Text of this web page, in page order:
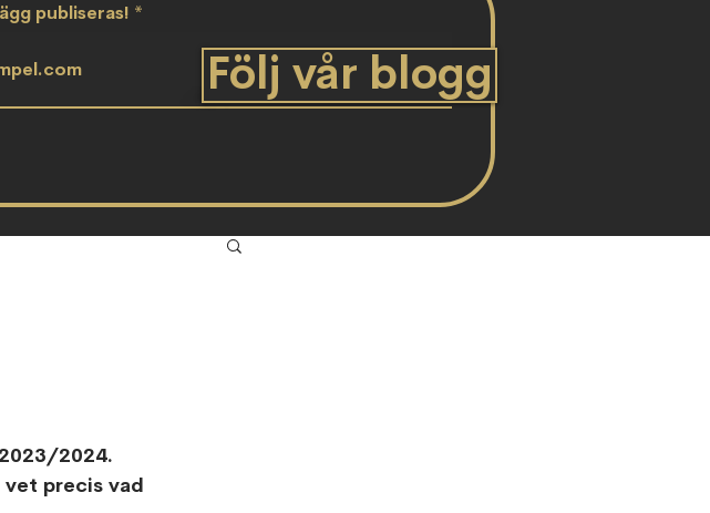
publiseras!
Följ vår blogg
2024.
precis vad